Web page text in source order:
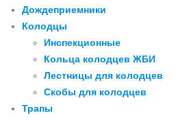
Дождеприемники
Колодцы
Инспекционные
Кольца колодцев ЖБИ
Лестницы для колодцев
Скобы для колодцев
Трапы